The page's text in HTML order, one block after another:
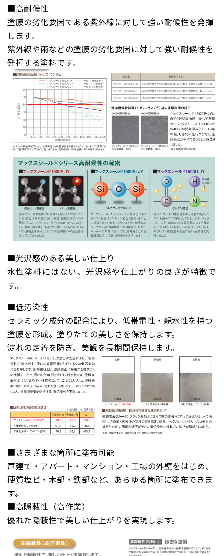
■高耐候性
塗膜の劣化要因である紫外線に対して強い耐候性を発揮
します。
紫外線や雨などの塗膜の劣化要因に対して強い耐候性を
発揮する塗料です。
■光沢感のある美しい仕上り
水性塗料にはない、光沢感や仕上がりの良さが特徴で
す。
■低汚染性
セラミック成分の配合により、低帯電性・親水性を持つ
塗膜を形成。塗りたての美しさを保持します。
淀れの定着を防ぎ、美観を長期間保持します。
■さまざまな箇所に塗布可能
戸建て・アパート・マンション・工場の外壁をはじめ、
硬質塩ビ・木部・鉄部など、あらゆる箇所に塗布できま
す。
■高隠蔽性（高作業）
優れた隠蔽性で美しい仕上がりを実現します。